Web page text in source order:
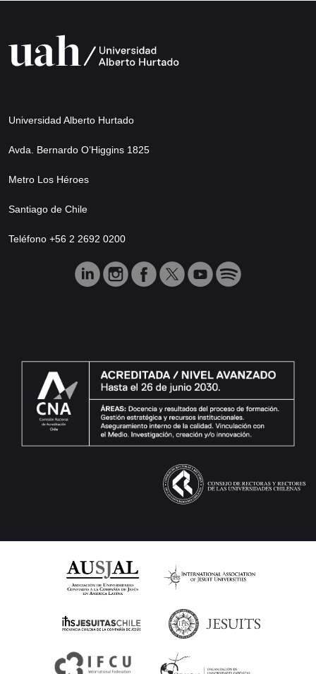
Universidad Alberto Hurtado
Avda. Bernardo O’Higgins 1825
Metro Los Héroes
Santiago de Chile
Teléfono +56 2 2692 0200